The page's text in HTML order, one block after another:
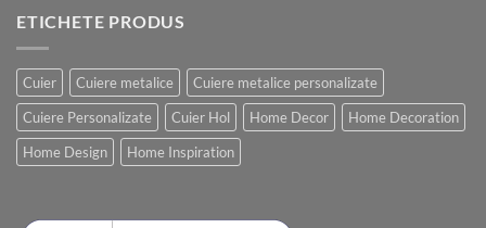
ETICHETE PRODUS
Cuier Cuiere metalice
Cuiere metalice personalizate
Cuiere Personalizate
Cuier Hol Home Decor
Home Decoration
Home Design
Home Inspiration